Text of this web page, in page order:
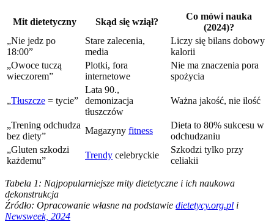
Mit dietetyczny Skąd się wziął?
Co mówi nauka
(2024)?
„Nie jedz po
18:00”
Stare zalecenia,
media
Liczy się bilans dobowy
kalorii
„Owoce tuczą
wieczorem”
Plotki, fora
internetowe
Nie ma znaczenia pora
spożycia
„Tłuszcze = tycie”
Lata 90.,
demonizacja
tłuszczów
Ważna jakość, nie ilość
„Trening odchudza
bez diety”
Magazyny fitness
Dieta to 80% sukcesu w
odchudzaniu
„Gluten szkodzi
każdemu”
Trendy celebryckie
Szkodzi tylko przy
celiakii
Tabela 1: Najpopularniejsze mity dietetyczne i ich naukowa
dekonstrukcja
Źródło: Opracowanie własne na podstawie dietetycy.org.pl i
Newsweek, 2024